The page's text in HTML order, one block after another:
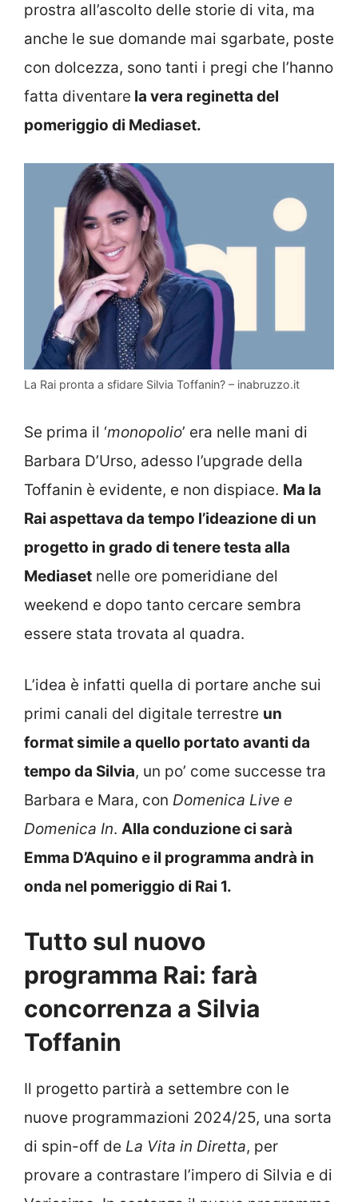
prostra all’ascolto delle storie di vita, ma
anche le sue domande mai sgarbate, poste
con dolcezza, sono tanti i pregi che l’hanno
fatta diventare la vera reginetta del
pomeriggio di Mediaset.
La Rai pronta a sfidare Silvia Toffanin? – inabruzzo.it
Se prima il ‘monopolio’ era nelle mani di
Barbara D’Urso, adesso l’upgrade della
Toffanin è evidente, e non dispiace. Ma la
Rai aspettava da tempo l’ideazione di un
progetto in grado di tenere testa alla
Mediaset nelle ore pomeridiane del
weekend e dopo tanto cercare sembra
essere stata trovata al quadra.
L’idea è infatti quella di portare anche sui
primi canali del digitale terrestre un
format simile a quello portato avanti da
tempo da Silvia, un po’ come successe tra
Barbara e Mara, con Domenica Live e
Domenica In. Alla conduzione ci sarà
Emma D’Aquino e il programma andrà in
onda nel pomeriggio di Rai 1.
Tutto sul nuovo
programma Rai: farà
concorrenza a Silvia
Toffanin
Il progetto partirà a settembre con le
nuove programmazioni 2024/25, una sorta
di spin-off de La Vita in Diretta, per
provare a contrastare l’impero di Silvia e di